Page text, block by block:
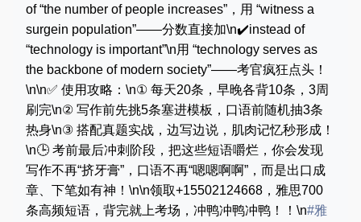
of “the number of people increases”，用 “witness a
surgein population”——分数直接加\n✔️instead of
“technology is important”\n用 “technology serves as
the backbone of modern society”——考官疯狂点头！
\n\n✅ 使用攻略：\n① 每天20条，早晚各背10条，3周
刷完\n② 写作前先挑5条塞进模板，口语前随机抽3条
热身\n③ 搭配真题实战，边写边说，肌肉记忆秒形成！
\n🕒 考前最后冲刺阶段，把这些短语嚼烂，你会发现
写作不再“挤牙膏”，口语不再“嗯嗯啊啊”，而是出口成
章、下笔如有神！\n\n领取+15502124668，雅思700
条高频短语，背完就上考场，冲鸭冲鸭冲鸭！！\n#雅